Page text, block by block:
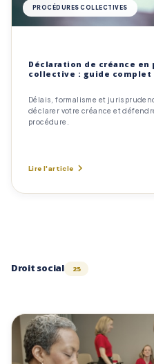
PROCÉDURES COLLECTIVES
Déclaration de créance en
collective : guide complet
Délais, formalisme et
déclarer votre créance et
procédure.
Lire l'article
Droit social 25